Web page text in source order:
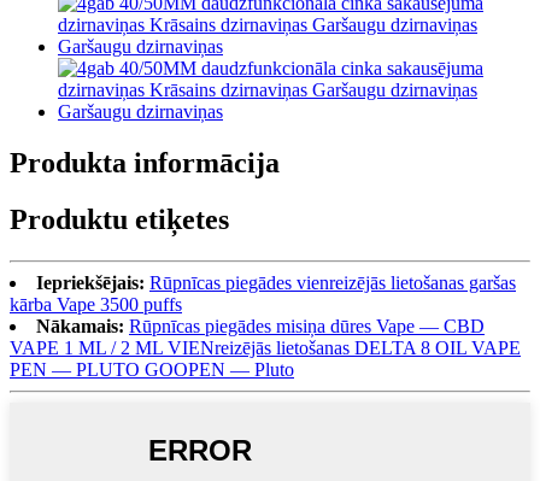
Produkta informācija
Produktu etiķetes
Iepriekšējais: Rūpnīcas piegādes vienreizējās lietošanas garšas
kārba Vape 3500 puffs
Nākamais: Rūpnīcas piegādes misiņa dūres Vape — CBD
VAPE 1 ML / 2 ML VIENreizējās lietošanas DELTA 8 OIL VAPE
PEN — PLUTO GOOPEN — Pluto